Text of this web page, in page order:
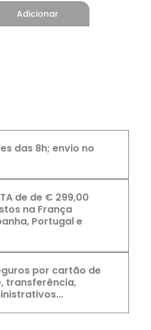
Adicionar
das 8h; envio no
de de € 299,00
na França
Portugal e
por cartão de
transferência,